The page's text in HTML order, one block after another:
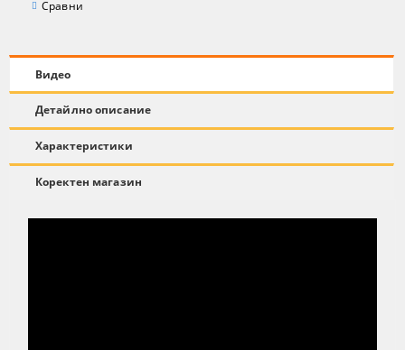
Сравни
Видео
Детайлно описание
Характеристики
Коректен магазин